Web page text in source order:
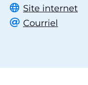
Site internet
Courriel